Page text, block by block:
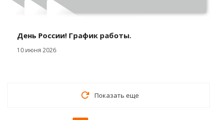
День России! График работы.
10 июня 2026
Показать еще